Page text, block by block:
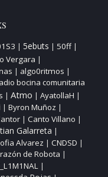
| 5ebuts | 50ff|
Vergara |
| algo0ritmos |
bocina comunitaria
| Atmo | AyatollaH |
| Byron Muñoz |
| Canto Villano |
Galarreta |
Alvarez | CNDSD |
de Robota |
|